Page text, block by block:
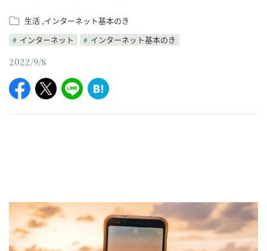
生活 インターネット基本のき
インターネット
インターネット基本のき
2022/9/8